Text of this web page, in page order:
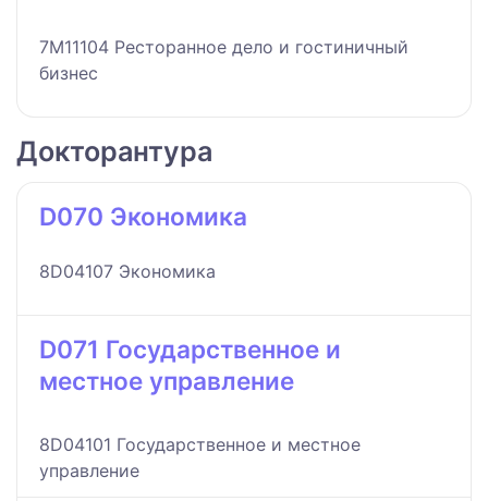
7M11104 Ресторанное дело и гостиничный
бизнес
Докторантура
D070 Экономика
8D04107 Экономика
D071 Государственное и
местное управление
8D04101 Государственное и местное
управление